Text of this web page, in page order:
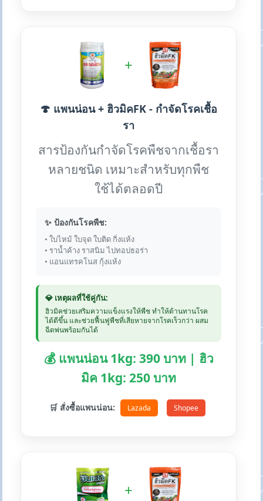
+
🍄 แพนน่อน + ฮิวมิคFK - กำจัดโรคเชื้อ
รา
สารป้องกันกำจัดโรคพืชจากเชื้อรา
หลายชนิด เหมาะสำหรับทุกพืช
ใช้ได้ตลอดปี
✨ ป้องกันโรคพืช:
• ใบไหม้ ใบจุด ใบติด กิ่งแห้ง
• ราน้ำค้าง ราสนิม ไปทอปธอร่า
• แอนแทรคโนส กุ้งแห้ง
💎 เหตุผลที่ใช้คู่กัน:
ฮิวมิคช่วยเสริมความแข็งแรงให้พืช ทำให้ต้านทานโรค
ได้ดีขึ้น และช่วยฟื้นฟูพืชที่เสียหายจากโรคเร็วกว่า ผสม
ฉีดพ่นพร้อมกันได้
💰 แพนน่อน 1kg: 390 บาท | ฮิว
มิค 1kg: 250 บาท
🛒 สั่งซื้อแพนน่อน: Lazada Shopee
+